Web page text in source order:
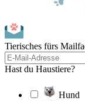
Tierisches fürs
Hast du Haustiere?
Hund